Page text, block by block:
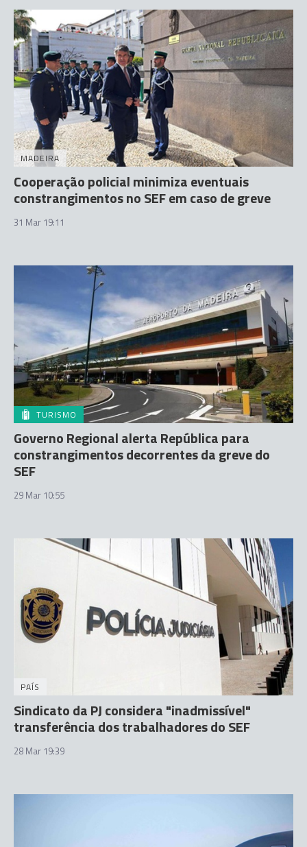
MADEIRA
Cooperação policial minimiza eventuais
constrangimentos no SEF em caso de greve
31 Mar 19:11
TURISMO
Governo Regional alerta República para
constrangimentos decorrentes da greve do
SEF
29 Mar 10:55
PAÍS
Sindicato da PJ considera "inadmissível"
transferência dos trabalhadores do SEF
28 Mar 19:39